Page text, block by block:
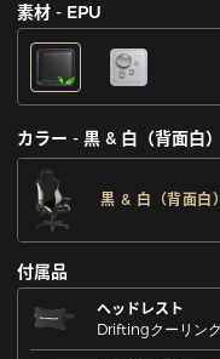
素材 - EPU
カラー - 黒 & 白（背面白）
黒 & 白（背面白）
付属品
ヘッドレスト
Driftingクーリン